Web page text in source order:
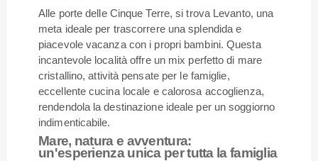
Alle porte delle Cinque Terre, si trova Levanto, una
meta ideale per trascorrere una splendida e
piacevole vacanza con i propri bambini. Questa
incantevole località offre un mix perfetto di mare
cristallino, attività pensate per le famiglie,
eccellente cucina locale e calorosa accoglienza,
rendendola la destinazione ideale per un soggiorno
indimenticabile.
Mare, natura e avventura:
un'esperienza unica per tutta la famiglia